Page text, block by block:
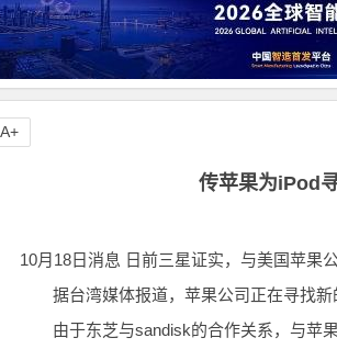
传苹果为iPod
10月18日消息 日前三星证实，与美国苹果
据台湾媒体报道，苹果公司正在寻找新
由于东芝与sandisk的合作关系，与苹果
A+